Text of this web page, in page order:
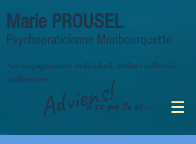
Marie PROUSEL
Psychopraticienne Monbourquette
Accompagnement individuel, ateliers collectifs,
conférencesAdviens!à ce que tu es...